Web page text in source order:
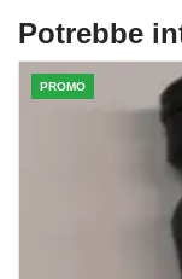
Potrebbe
PROMO